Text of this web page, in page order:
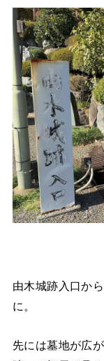
由木城跡入口か
に。
先には墓地が広